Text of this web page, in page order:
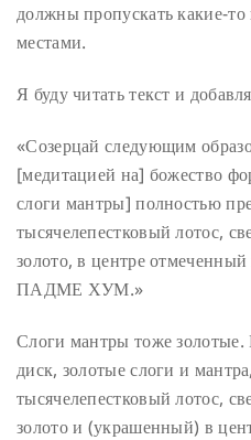
должны пропускать какие-
местами.
Я буду читать текст и
«Созерцай следующим
[медитацией на] божество
слоги мантры] полностью
тысячелепестковый лотос,
золото, в центре
ПАДМЕ ХУМ.»
Слоги мантры тоже
диск, золотые слоги и
тысячелепестковый лотос,
золото и (украшенный) в